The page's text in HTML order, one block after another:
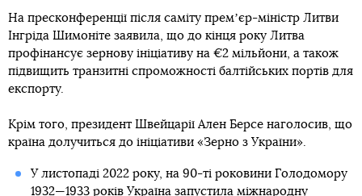
На пресконференції після саміту премʼєр-міністр Литви
Інгріда Шимоніте заявила, що до кінця року Литва
профінансує зернову ініціативу на €2 мільйони, а також
підвищить транзитні спроможності балтійських портів для
експорту.
Крім того, президент Швейцарії Ален Берсе наголосив, що
країна долучиться до ініціативи «Зерно з України».
У листопаді 2022 року, на 90-ті роковини Голодомору
1932—1933 років Україна запустила міжнародну